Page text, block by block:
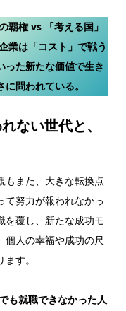
覇権 vs 「考える国」
業は「コスト」で戦う
った新たな価値で生き
問われている。
ない世代と、
もまた、大きな転換点
て努力が報われなかっ
を覆し、新たな成功モ
個人の幸福や成功の尺
す。
も就職できなかった人